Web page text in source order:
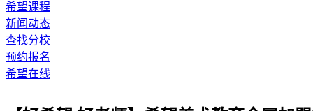
希望课程
新闻动态
查找分校
预约报名
希望在线